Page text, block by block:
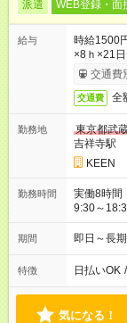
派遣 WEB登録・面
給与
時給1500
×8ｈ×21
り異なり
交通費
交通費 全
勤務地
東京都武
吉祥寺駅
KEEN
勤務時間
実働8時間
9:30～
プリをス
期間 即日～長
特徴 日払いOK /
気になる！